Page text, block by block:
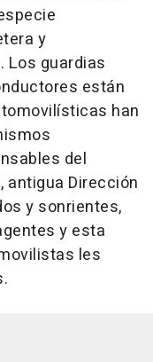
y
Los guardias
están
han
del
antigua Dirección
y sonrientes,
y esta
les